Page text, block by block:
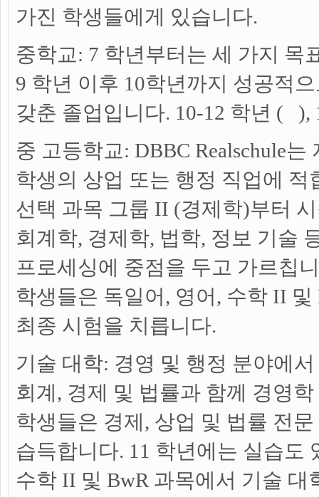
가진 학생들에게 있습니다.
중학교: 7 학년부터는 세 가지 목
9 학년 이후 10학년까지 성공적
갖춘 졸업입니다. 10-12 학년 ( ),
중 고등학교: DBBC Realschule
학생의 상업 또는 행정 직업에 적
선택 과목 그룹 II (경제학)부터
회계학, 경제학, 법학, 정보 기술
프로세싱에 중점을 두고 가르칩
학생들은 독일어, 영어, 수학 II
최종 시험을 치릅니다.
기술 대학: 경영 및 행정 분야에
회계, 경제 및 법률과 함께 경영
학생들은 경제, 상업 및 법률 전
습득합니다. 11 학년에는 실습도
수학 II 및 BwR 과목에서 기술 대